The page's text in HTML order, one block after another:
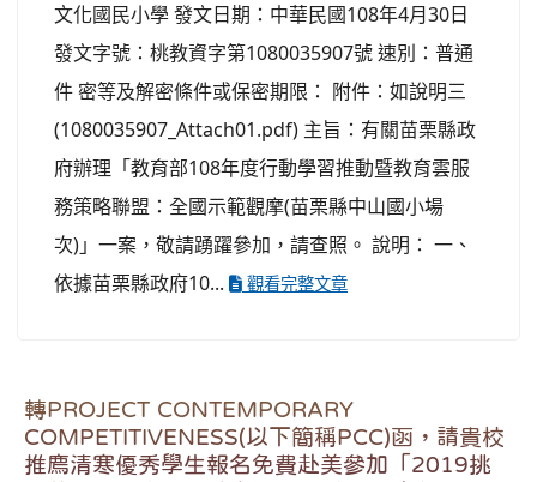
文化國民小學 發文日期：中華民國108年4月30日
發文字號：桃教資字第1080035907號 速別：普通
件 密等及解密條件或保密期限： 附件：如說明三
(1080035907_Attach01.pdf) 主旨：有關苗栗縣政
府辦理「教育部108年度行動學習推動暨教育雲服
務策略聯盟：全國示範觀摩(苗栗縣中山國小場
次)」一案，敬請踴躍參加，請查照。 說明： 一、
依據苗栗縣政府10...
觀看完整文章
轉PROJECT CONTEMPORARY
COMPETITIVENESS(以下簡稱PCC)函，請貴校
推廌清寒優秀學生報名免費赴美參加「2019挑